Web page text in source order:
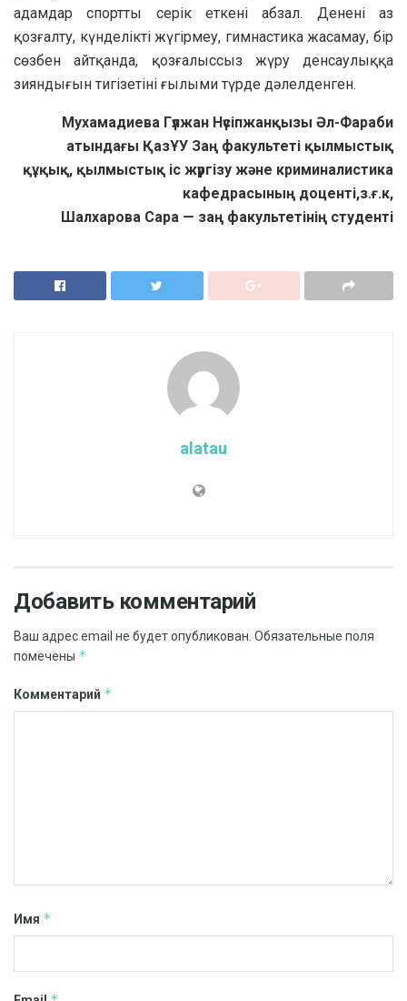
адамдар спортты серік еткені абзал. Денені аз
қозғалту, күнделікті жүгірмеу, гимнастика жасамау, бір
сөзбен айтқанда, қозғалыссыз жүру денсаулыққа
зияндығын тигізетіні ғылыми түрде дәлелденген.
Мухамадиева Гүлжан Нүсіпжанқызы Әл-Фараби
атындағы ҚазҰУ Заң факультеті қылмыстық
құқық, қылмыстық іс жүргізу және криминалистика
кафедрасының доценті,з.ғ.к,
Шалхарова Сара — заң факультетінің студенті
alatau
Добавить комментарий
Ваш адрес email не будет опубликован. Обязательные поля
помечены *
Комментарий *
Имя *